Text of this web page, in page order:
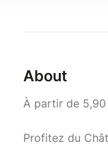
About
À partir de
Profitez du